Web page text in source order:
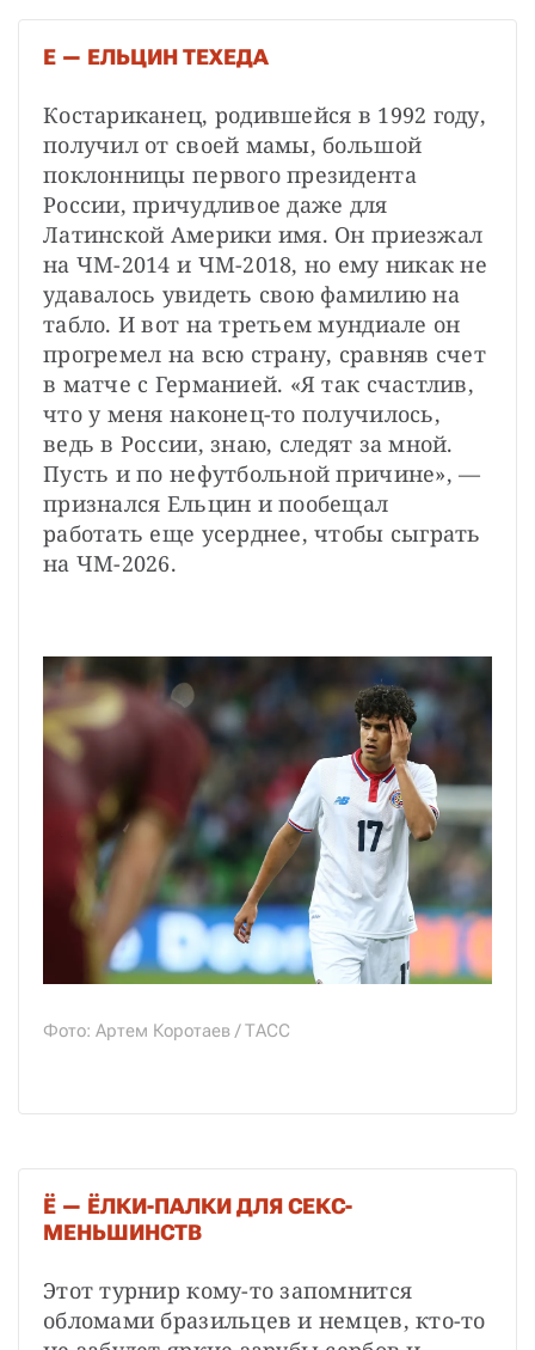
Е — ЕЛЬЦИН ТЕХЕДА
Костариканец, родившейся в 1992 году,
получил от своей мамы, большой
поклонницы первого президента
России, причудливое даже для
Латинской Америки имя. Он приезжал
на ЧМ-2014 и ЧМ-2018, но ему никак не
удавалось увидеть свою фамилию на
табло. И вот на третьем мундиале он
прогремел на всю страну, сравняв счет
в матче с Германией. «Я так счастлив,
что у меня наконец-то получилось,
ведь в России, знаю, следят за мной.
Пусть и по нефутбольной причине», —
признался Ельцин и пообещал
работать еще усерднее, чтобы сыграть
на ЧМ-2026.
Фото: Артем Коротаев / ТАСС
Ё — ЁЛКИ-ПАЛКИ ДЛЯ СЕКС-
МЕНЬШИНСТВ
Этот турнир кому-то запомнится
обломами бразильцев и немцев, кто-то